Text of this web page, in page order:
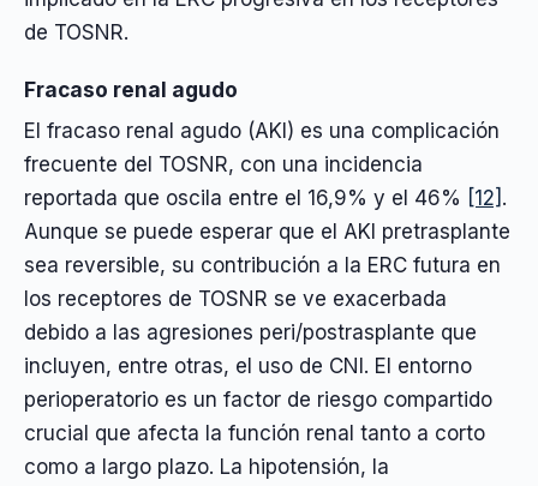
de TOSNR.
Fracaso renal agudo
El fracaso renal agudo (AKI) es una complicación
frecuente del TOSNR, con una incidencia
reportada que oscila entre el 16,9% y el 46% [12] .
Aunque se puede esperar que el AKI pretrasplante
sea reversible, su contribución a la ERC futura en
los receptores de TOSNR se ve exacerbada
debido a las agresiones peri/postrasplante que
incluyen, entre otras, el uso de CNI. El entorno
perioperatorio es un factor de riesgo compartido
crucial que afecta la función renal tanto a corto
como a largo plazo. La hipotensión, la